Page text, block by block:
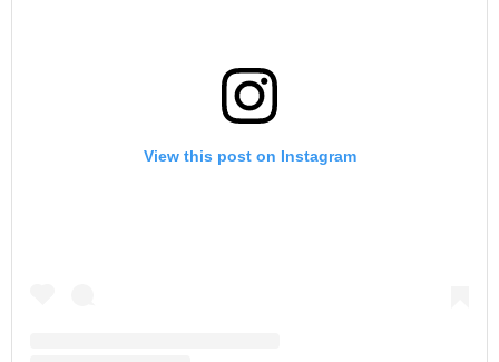
View this post on Instagram